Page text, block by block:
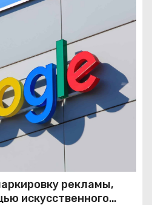
рекламы,
искусственного